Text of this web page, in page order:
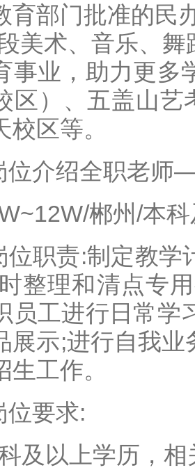
育部门批准的民
美术、音乐、
事业，助力更多
区）、五盖山
区等。
位介绍全职老
郴州/本
位职责:制定教学
整理和清点专
员工进行日常学
展示;进行自我
工作。
位要求:
及以上学历，